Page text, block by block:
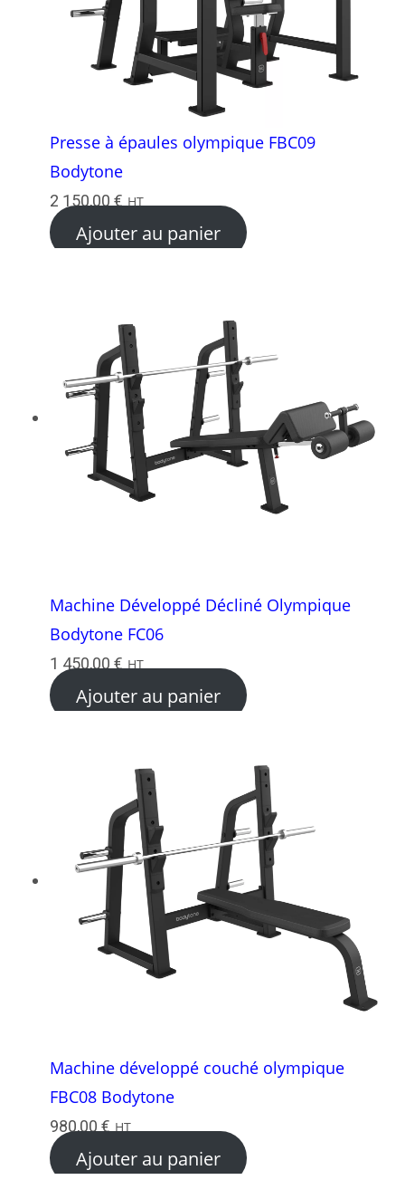
Presse à épaules olympique FBC09
Bodytone
2 150,00 € HT
Ajouter au panier
Machine Développé Décliné Olympique
Bodytone FC06
1 450,00 € HT
Ajouter au panier
Machine développé couché olympique
FBC08 Bodytone
980,00 € HT
Ajouter au panier